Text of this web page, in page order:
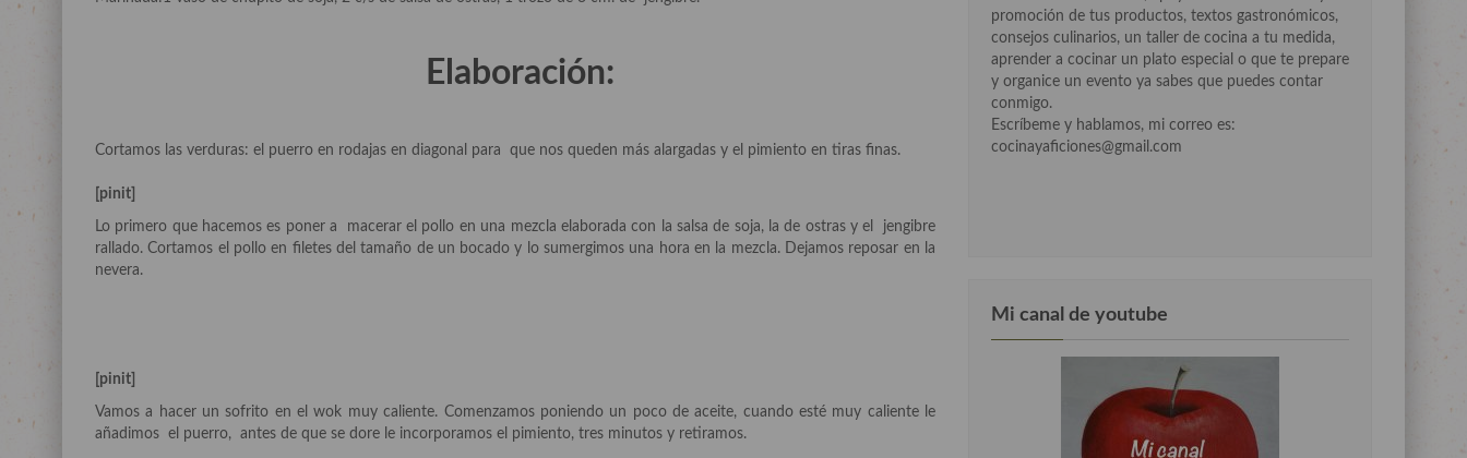
Elaboración:
Cortamos las verduras: el puerro en rodajas en diagonal para que nos queden más alargadas y el pimiento en tiras finas.
[pinit]
Lo primero que hacemos es poner a macerar el pollo en una mezcla elaborada con la salsa de soja, la de ostras y el jengibre
rallado. Cortamos el pollo en filetes del tamaño de un bocado y lo sumergimos una hora en la mezcla. Dejamos reposar en la
nevera.
[pinit]
Vamos a hacer un sofrito en el wok muy caliente. Comenzamos poniendo un poco de aceite, cuando esté muy caliente le
añadimos el puerro, antes de que se dore le incorporamos el pimiento, tres minutos y retiramos.
promoción de tus productos, textos gastronómicos,
consejos culinarios, un taller de cocina a tu medida,
aprender a cocinar un plato especial o que te prepare
y organice un evento ya sabes que puedes contar
conmigo.
Escríbeme y hablamos, mi correo es:
cocinayaficiones@gmail.com
Mi canal de youtube